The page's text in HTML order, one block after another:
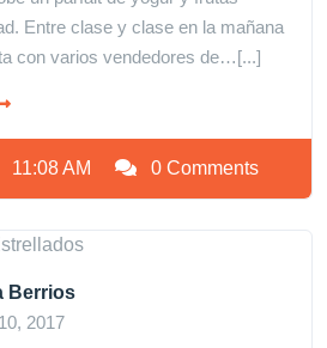
Entre clase y clase en la mañana
con varios vendedores de…[...]
11:08 AM 0 Comments
Berrios
2017